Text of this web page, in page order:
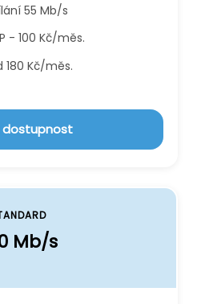
55 Mb/s
- 100 Kč/měs.
180 Kč/měs.
dostupnost
Mb/s